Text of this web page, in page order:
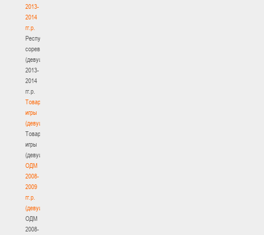
2013-
2014
гг.р.
Республиканские
соревнования
(девушки)
2013-
2014
гг.р.
Товарищеские
игры
(девушки)
Товарищеские
игры
(девушки)
ОДМ
2008-
2009
гг.р.
(девушки)
ОДМ
2008-